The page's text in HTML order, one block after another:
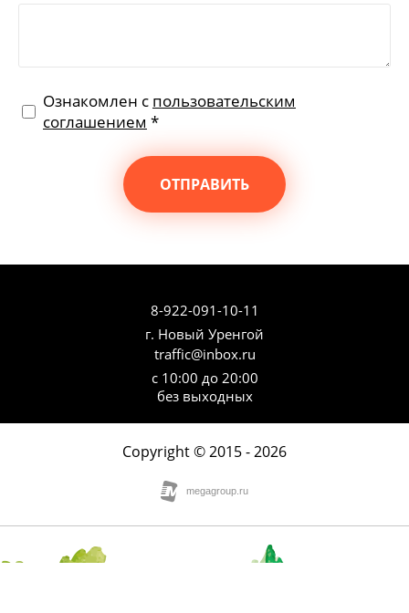
Ознакомлен с пользовательским
соглашением *
ОТПРАВИТЬ
8-922-091-10-11
г. Новый Уренгой
traffic@inbox.ru
с 10:00 до 20:00
без выходных
Copyright © 2015 - 2026